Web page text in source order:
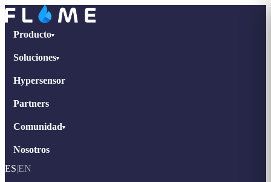
Producto▾
Soluciones▾
Hypersensor
Partners
Comunidad▾
Nosotros
ES|EN